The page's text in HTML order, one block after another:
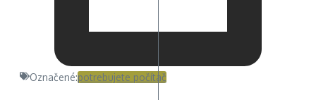
Označené:potrebujete počítač